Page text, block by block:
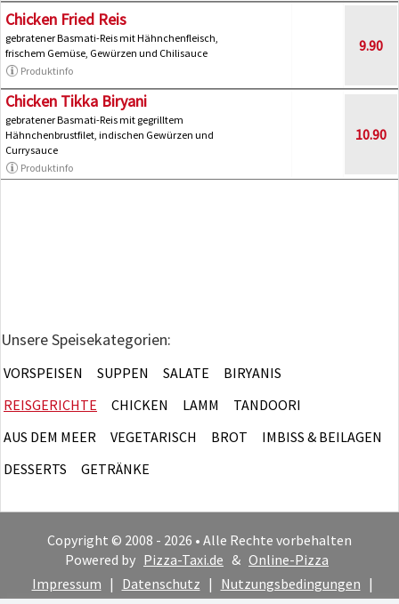
Chicken Fried Reis
gebratener Basmati-Reis mit Hähnchenfleisch,
frischem Gemüse, Gewürzen und Chilisauce
Produktinfo
9.90
Chicken Tikka Biryani
gebratener Basmati-Reis mit gegrilltem
Hähnchenbrustfilet, indischen Gewürzen und
Currysauce
Produktinfo
10.90
Unsere Speisekategorien:
VORSPEISEN SUPPEN SALATE
BIRYANIS
REISGERICHTE
CHICKEN LAMM
TANDOORI
AUS DEM MEER
VEGETARISCH BROT
IMBISS & BEILAGEN
DESSERTS
GETRÄNKE
Copyright © 2008 - 2026 • Alle Rechte vorbehalten
Powered by Pizza-Taxi.de & Online-Pizza
Impressum | Datenschutz | Nutzungsbedingungen |